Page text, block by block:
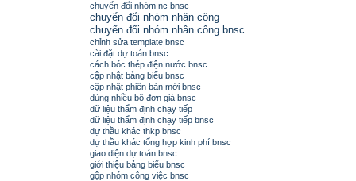
chuyển đổi nhóm nc bnsc
chuyển đổi nhóm nhân công
chuyển đổi nhóm nhân công bnsc
chỉnh sửa template bnsc
cài đặt dự toán bnsc
cách bóc thép điện nước bnsc
cập nhật bảng biểu bnsc
cập nhật phiên bản mới bnsc
dùng nhiều bộ đơn giá bnsc
dữ liệu thẩm định chạy tiếp
dữ liệu thẩm định chạy tiếp bnsc
dự thầu khác thkp bnsc
dự thầu khác tổng hợp kinh phí bnsc
giao diện dự toán bnsc
giới thiệu bảng biểu bnsc
gộp nhóm công việc bnsc